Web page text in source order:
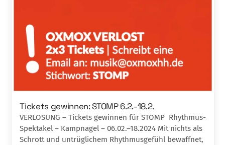
Tickets gewinnen: STOMP 6.2.-18.2.
VERLOSUNG – Tickets gewinnen für STOMP Rhythmus-
Spektakel – Kampnagel – 06.02.–18.2024 Mit nichts als
Schrott und untrüglichem Rhythmusgefühl bewaffnet,